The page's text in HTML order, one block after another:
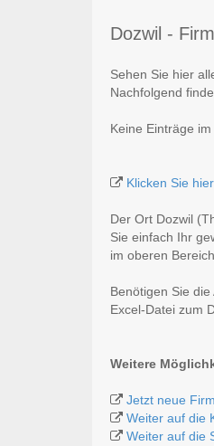
Dozwil -
Sehen Sie hier
Nachfolgend
Keine Einträge
Klicken Sie
Der Ort Dozwil
Sie einfach Ihr
im oberen
Benötigen Sie
Excel-Datei zum
Weitere
Jetzt neue
Weiter auf die
Weiter auf die